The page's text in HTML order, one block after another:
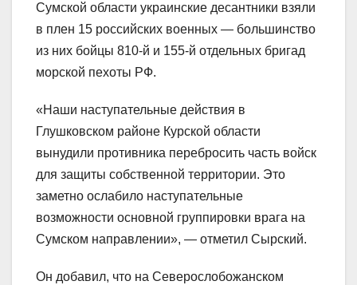
Сумской области украинские десантники взяли
в плен 15 российских военных — большинство
из них бойцы 810-й и 155-й отдельных бригад
морской пехоты РФ.
«Наши наступательные действия в
Глушковском районе Курской области
вынудили противника перебросить часть войск
для защиты собственной территории. Это
заметно ослабило наступательные
возможности основной группировки врага на
Сумском направлении», — отметил Сырский.
Он добавил, что на Северослобожанском